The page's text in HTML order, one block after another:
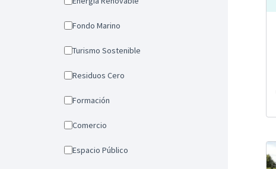
Fondo Marino
Turismo Sostenible
Residuos Cero
Formación
Comercio
Espacio Público